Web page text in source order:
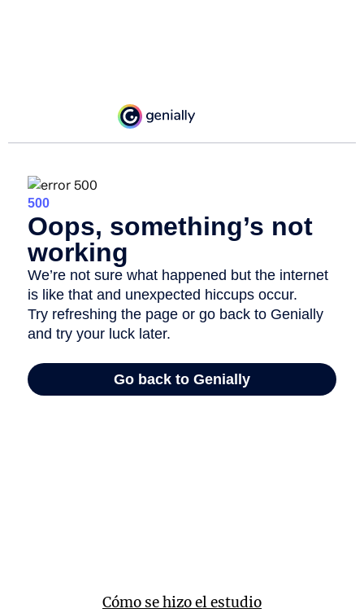
Cómo se hizo el estudio